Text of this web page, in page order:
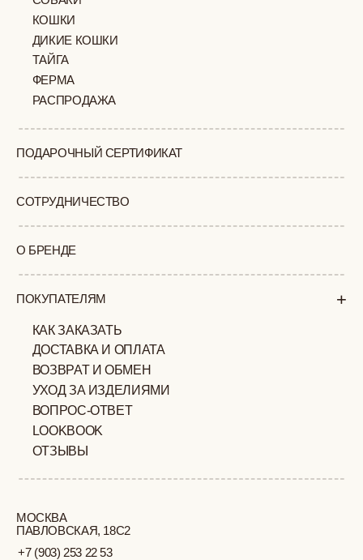
КАК ЗАКАЗАТЬ
ДОСТАВКА И ОПЛАТА
ВОЗВРАТ И ОБМЕН
УХОД ЗА ИЗДЕЛИЯМИ
ВОПРОС-ОТВЕТ
LOOKBOOK
+7 (903) 253 22 53
Суб-Вскр: выходной.
по предварительной записи
ПОЛИТИКА
ИП ВЕЛИЛЯЕВ ЭДЕМ
320774600377032
ПАВЛОВСКАЯ, 18С2